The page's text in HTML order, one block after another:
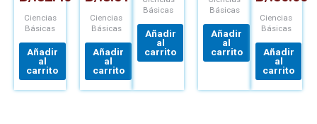
Ciencias
Básicas
Añadir
al
carrito
Ciencias
Básicas
Añadir
al
carrito
Básicas
Añadir
al
carrito
Básicas
Añadir
al
carrito
Ciencias
Básicas
Añadir
al
carrito